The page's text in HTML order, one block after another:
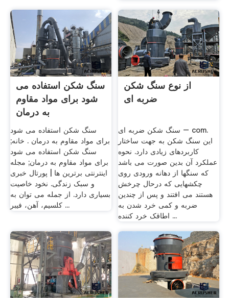
سنگ شکن استفاده می
شود برای مواد مقاوم
به درمان
سنگ شکن استفاده می شود
برای مواد مقاوم به درمان . خانه;
سنگ شکن استفاده می شود
برای مواد مقاوم به درمان; مجله
اینترنتی برترین ها | پورتال خبری
و سبک زندگی. نخود خاصیت
بسیاری دارد. از جمله می توان به
کلسیم، آهن، فیبر ...
از نوع سنگ شکن
ضربه ای
سنگ شکن ضربه ای – com.
این سنگ شکن به جهت ساختار
کاربردهای زیادی دارد. نحوه
عملکرد آن بدین صورت می باشد
که سنگها از دهانه ورودی روی
چکشهایی که درحال چرخش
هستند می افتند و پس از چندین
ضربه و کمی خرد شدن به
اطاقک خرد کننده ...